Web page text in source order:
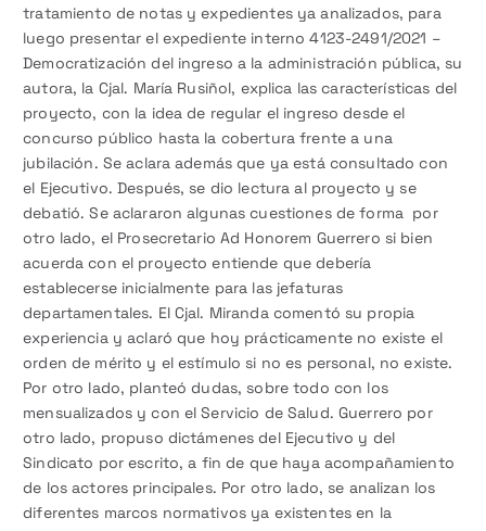
tratamiento de notas y expedientes ya analizados, para
luego presentar el expediente interno 4123-2491/2021 –
Democratización del ingreso a la administración pública, su
autora, la Cjal. María Rusiñol, explica las características del
proyecto, con la idea de regular el ingreso desde el
concurso público hasta la cobertura frente a una
jubilación. Se aclara además que ya está consultado con
el Ejecutivo. Después, se dio lectura al proyecto y se
debatió. Se aclararon algunas cuestiones de forma por
otro lado, el Prosecretario Ad Honorem Guerrero si bien
acuerda con el proyecto entiende que debería
establecerse inicialmente para las jefaturas
departamentales. El Cjal. Miranda comentó su propia
experiencia y aclaró que hoy prácticamente no existe el
orden de mérito y el estímulo si no es personal, no existe.
Por otro lado, planteó dudas, sobre todo con los
mensualizados y con el Servicio de Salud. Guerrero por
otro lado, propuso dictámenes del Ejecutivo y del
Sindicato por escrito, a fin de que haya acompañamiento
de los actores principales. Por otro lado, se analizan los
diferentes marcos normativos ya existentes en la